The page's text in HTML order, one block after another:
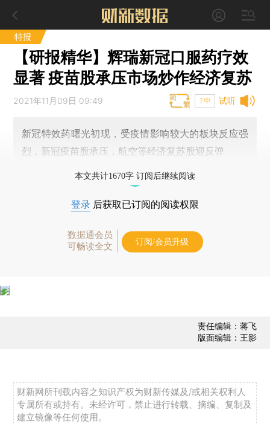
特报
【研报精华】辉瑞新冠口服药疗效
显著 疫苗股承压市场炒作经济复苏
试听
2021年11月09日 09:49 T中
新冠特效药曙光初现，受疫情影响较大的板块反应强
烈，新冠疫苗股承压，航空等经济复苏股迎反弹
本文共计1670字 订阅后继续阅读
登录 后获取已订阅的阅读权限
数据通会员
可畅读全文
订阅/会员升级
责任编辑：蒋飞
版面编辑：王影
财新网所刊载内容之知识产权为财新传媒及/或相关权利人
专属所有或持有。未经许可，禁止进行转载、摘编、复制及
建立镜像等任何使用。